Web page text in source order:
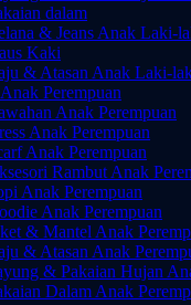
dalam
& Jeans Anak Laki-
Kaki
& Atasan Anak Laki-
Perempuan
Anak Perempuan
Anak Perempuan
Anak Perempuan
Rambut Anak
Anak Perempuan
Anak Perempuan
& Mantel Anak
& Atasan Anak
& Pakaian Hujan
Dalam Anak